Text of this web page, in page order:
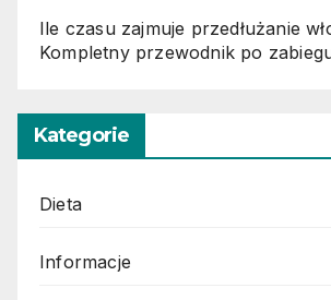
Ile czasu zajmuje przedłużanie
Kompletny przewodnik po
Kategorie
Dieta
Informacje